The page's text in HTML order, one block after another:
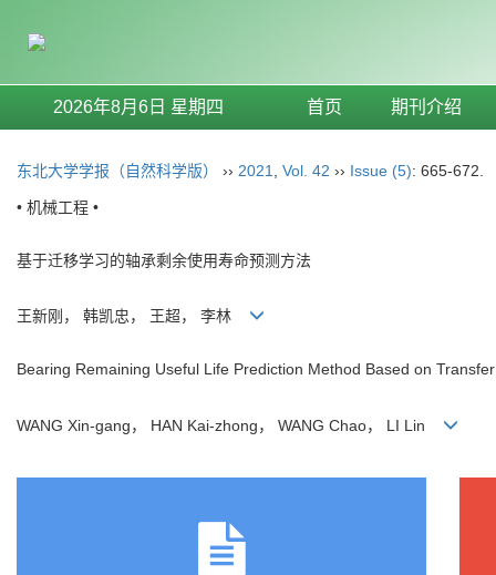
2026年8月6日 星期四 首页 期刊介绍
东北大学学报（自然科学版） ›› 2021 Vol. 42 ›› Issue (5): 665-672.
• 机械工程 •
基于迁移学习的轴承剩余使用寿命预测方法
王新刚， 韩凯忠， 王超， 李林
Bearing Remaining Useful Life Prediction Method Based on
WANG Xin-gang， HAN Kai-zhong， WANG Chao， LI Lin